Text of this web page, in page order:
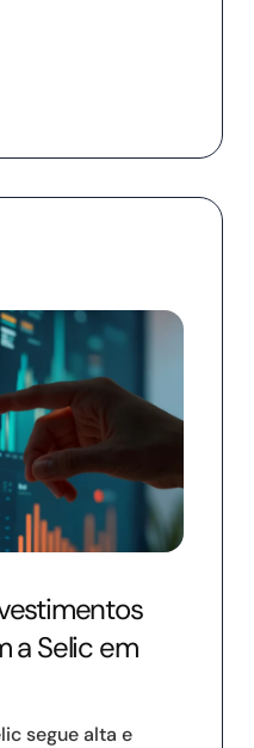
a Selic em
segue alta e